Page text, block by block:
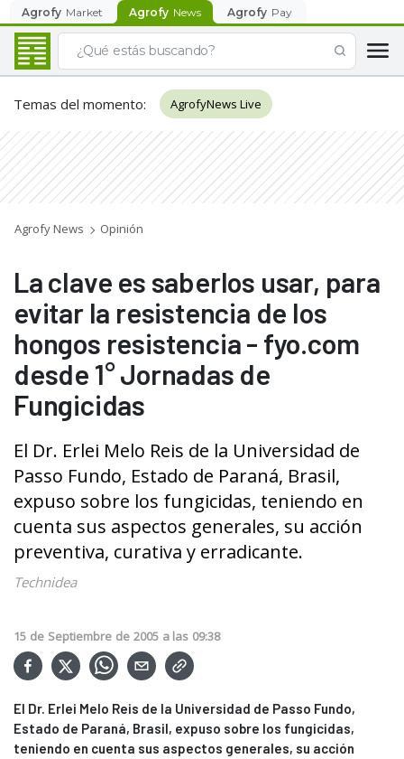
Agrofy Market Agrofy News Agrofy Pay
Temas del momento: AgrofyNews Live
Agrofy News Opinión
La clave es saberlos usar, para
evitar la resistencia de los
hongos resistencia - fyo.com
desde 1° Jornadas de
Fungicidas
El Dr. Erlei Melo Reis de la Universidad de
Passo Fundo, Estado de Paraná, Brasil,
expuso sobre los fungicidas, teniendo en
cuenta sus aspectos generales, su acción
preventiva, curativa y erradicante.
Technidea
15 de Septiembre de 2005 a las 09:38
El Dr. Erlei Melo Reis de la Universidad de Passo Fundo,
Estado de Paraná, Brasil, expuso sobre los fungicidas,
teniendo en cuenta sus aspectos generales, su acción